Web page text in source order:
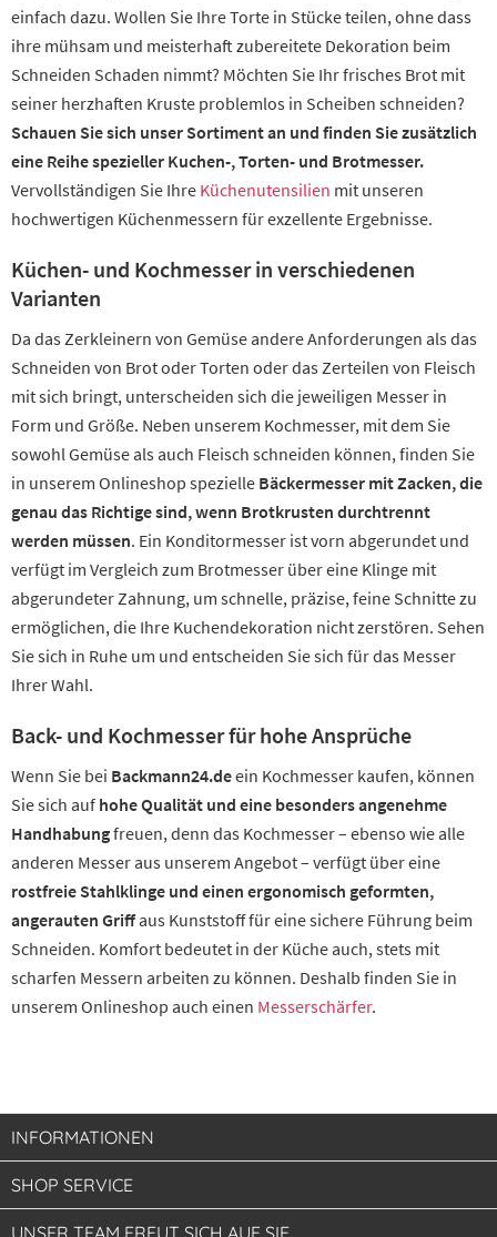
einfach dazu. Wollen Sie Ihre Torte in Stücke teilen, ohne dass
ihre mühsam und meisterhaft zubereitete Dekoration beim
Schneiden Schaden nimmt? Möchten Sie Ihr frisches Brot mit
seiner herzhaften Kruste problemlos in Scheiben schneiden?
Schauen Sie sich unser Sortiment an und finden Sie zusätzlich
eine Reihe spezieller Kuchen-, Torten- und Brotmesser.
Vervollständigen Sie Ihre Küchenutensilien mit unseren
hochwertigen Küchenmessern für exzellente Ergebnisse.
Küchen- und Kochmesser in verschiedenen
Varianten
Da das Zerkleinern von Gemüse andere Anforderungen als das
Schneiden von Brot oder Torten oder das Zerteilen von Fleisch
mit sich bringt, unterscheiden sich die jeweiligen Messer in
Form und Größe. Neben unserem Kochmesser, mit dem Sie
sowohl Gemüse als auch Fleisch schneiden können, finden Sie
in unserem Onlineshop spezielle Bäckermesser mit Zacken, die
genau das Richtige sind, wenn Brotkrusten durchtrennt
werden müssen. Ein Konditormesser ist vorn abgerundet und
verfügt im Vergleich zum Brotmesser über eine Klinge mit
abgerundeter Zahnung, um schnelle, präzise, feine Schnitte zu
ermöglichen, die Ihre Kuchendekoration nicht zerstören. Sehen
Sie sich in Ruhe um und entscheiden Sie sich für das Messer
Ihrer Wahl.
Back- und Kochmesser für hohe Ansprüche
Wenn Sie bei Backmann24.deein Kochmesser kaufen, können
Sie sich auf hohe Qualität und eine besonders angenehme
Handhabungfreuen, denn das Kochmesser – ebenso wie alle
anderen Messer aus unserem Angebot – verfügt über eine
rostfreie Stahlklinge und einen ergonomisch geformten,
angerauten Griffaus Kunststoff für eine sichere Führung beim
Schneiden. Komfort bedeutet in der Küche auch, stets mit
scharfen Messern arbeiten zu können. Deshalb finden Sie in
unserem Onlineshop auch einen Messerschärfer.
INFORMATIONEN
SHOP SERVICE
UNSER TEAM FREUT SICH AUF SIE